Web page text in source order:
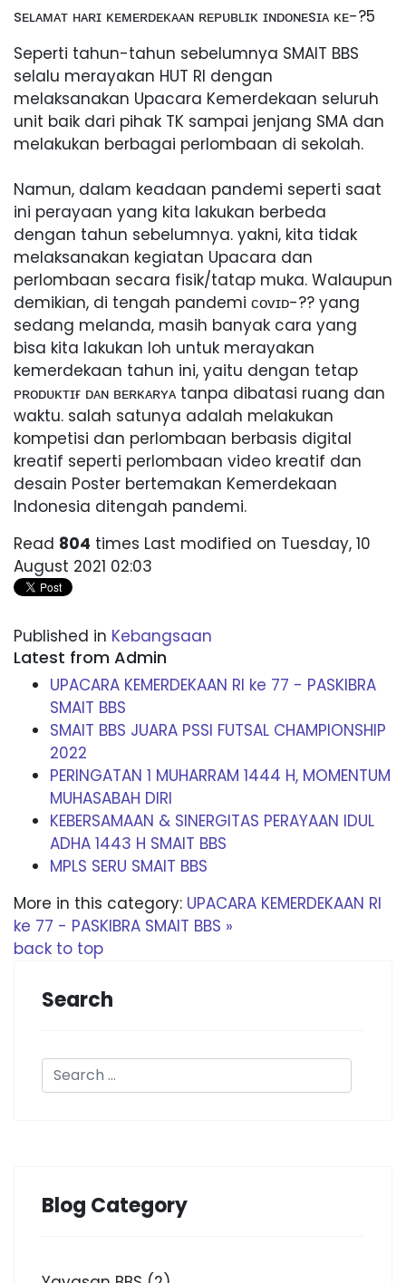
sᴇʟᴀᴍᴀᴛ ʜᴀʀɪ ᴋᴇᴍᴇʀᴅᴇᴋᴀᴀɴ ʀᴇᴘᴜʙʟɪᴋ ɪɴᴅᴏɴᴇsɪᴀ ᴋᴇ-?5
Seperti tahun-tahun sebelumnya SMAIT BBS
selalu merayakan HUT RI dengan
melaksanakan Upacara Kemerdekaan seluruh
unit baik dari pihak TK sampai jenjang SMA dan
melakukan berbagai perlombaan di sekolah.
Namun, dalam keadaan pandemi seperti saat
ini perayaan yang kita lakukan berbeda
dengan tahun sebelumnya. yakni, kita tidak
melaksanakan kegiatan Upacara dan
perlombaan secara fisik/tatap muka. Walaupun
demikian, di tengah pandemi ᴄᴏᴠɪᴅ-?? yang
sedang melanda, masih banyak cara yang
bisa kita lakukan loh untuk merayakan
kemerdekaan tahun ini, yaitu dengan tetap
ᴘʀᴏᴅᴜᴋᴛɪғ ᴅᴀɴ ʙᴇʀᴋᴀʀʏᴀ tanpa dibatasi ruang dan
waktu. salah satunya adalah melakukan
kompetisi dan perlombaan berbasis digital
kreatif seperti perlombaan video kreatif dan
desain Poster bertemakan Kemerdekaan
Indonesia ditengah pandemi.
Read 804 times Last modified on Tuesday, 10
August 2021 02:03
Published in Kebangsaan
Latest from Admin
UPACARA KEMERDEKAAN RI ke 77 - PASKIBRA
SMAIT BBS
SMAIT BBS JUARA PSSI FUTSAL CHAMPIONSHIP
2022
PERINGATAN 1 MUHARRAM 1444 H, MOMENTUM
MUHASABAH DIRI
KEBERSAMAAN & SINERGITAS PERAYAAN IDUL
ADHA 1443 H SMAIT BBS
MPLS SERU SMAIT BBS
More in this category: UPACARA KEMERDEKAAN RI
ke 77 - PASKIBRA SMAIT BBS »
back to top
Search
Blog Category